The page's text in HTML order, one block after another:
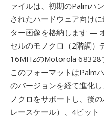
ァイルは、初期のPalmハ
されたハードウェア向け
ター画像を格納します —
セルのモノクロ（2階調）
16MHzのMotorola 68328
このフォーマットはPalm
のバージョンを経て進化
ノクロをサポートし、後
レースケール）、4ビット